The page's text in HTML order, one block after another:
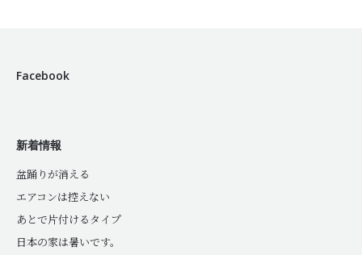
Facebook
新着情報
盆踊りが消える
エアコンは控えない
あとで片付けるタイプ
日本の家は暑いです。